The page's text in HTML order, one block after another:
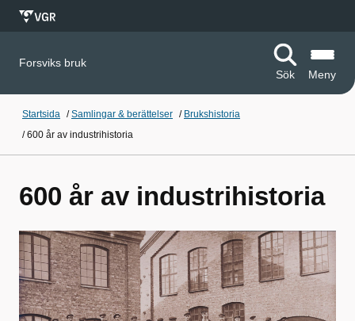
Forsviks bruk
Sök
Meny
Startsida /Samlingar & berättelser / Brukshistoria
/600 år av industrihistoria
600 år av industrihistoria